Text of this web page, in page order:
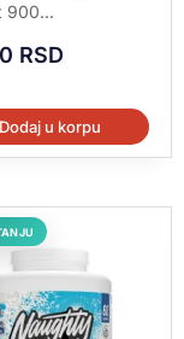
900...
RSD
Dodaj u korpu